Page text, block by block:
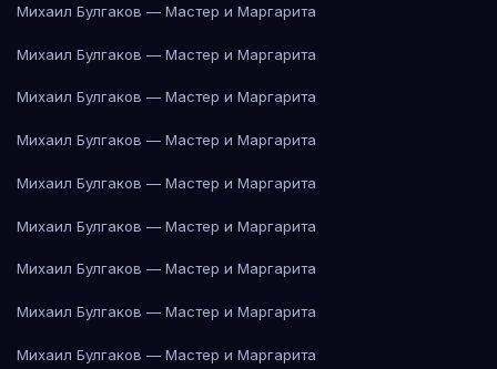
Михаил Булгаков — Мастер и Маргарита
Михаил Булгаков — Мастер и Маргарита
Михаил Булгаков — Мастер и Маргарита
Михаил Булгаков — Мастер и Маргарита
Михаил Булгаков — Мастер и Маргарита
Михаил Булгаков — Мастер и Маргарита
Михаил Булгаков — Мастер и Маргарита
Михаил Булгаков — Мастер и Маргарита
Михаил Булгаков — Мастер и Маргарита